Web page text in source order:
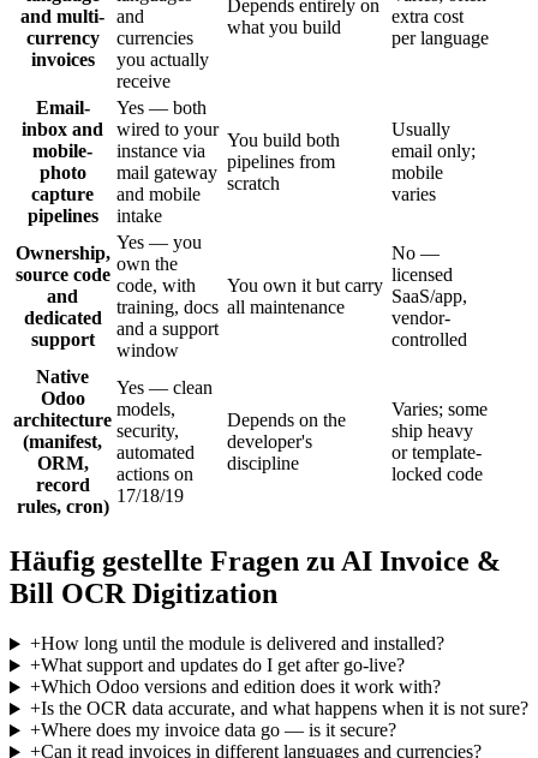
and multi-
currency
invoices
and
currencies
you actually
receive
Depends entirely on
what you build
extra cost
per language
Email-
inbox and
mobile-
photo
capture
pipelines
Yes — both
wired to your
instance via
mail gateway
and mobile
intake
You build both
pipelines from
scratch
Usually
email only;
mobile
varies
Ownership,
source code
and
dedicated
support
Yes — you
own the
code, with
training, docs
and a support
window
You own it but carry
all maintenance
No —
licensed
SaaS/app,
vendor-
controlled
Native
Odoo
architecture
(manifest,
ORM,
record
rules, cron)
Yes — clean
models,
security,
automated
actions on
17/18/19
Depends on the
developer's
discipline
Varies; some
ship heavy
or template-
locked code
Häufig gestellte Fragen zu AI Invoice &
Bill OCR Digitization
+How long until the module is delivered and installed?
+What support and updates do I get after go-live?
+Which Odoo versions and edition does it work with?
+Is the OCR data accurate, and what happens when it is not sure?
+Where does my invoice data go — is it secure?
+Can it read invoices in different languages and currencies?